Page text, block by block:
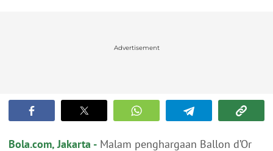
Advertisement
Bola.com, Jakarta - Malam penghargaan Ballon d’Or